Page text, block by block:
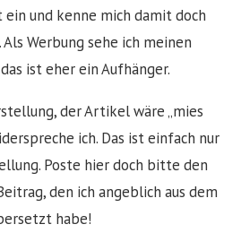
und kenne mich damit doch
Werbung sehe ich meinen
ist eher ein Aufhänger.
der Artikel wäre „mies
ich. Das ist einfach nur
Poste hier doch bitte den
den ich angeblich aus dem
habe!